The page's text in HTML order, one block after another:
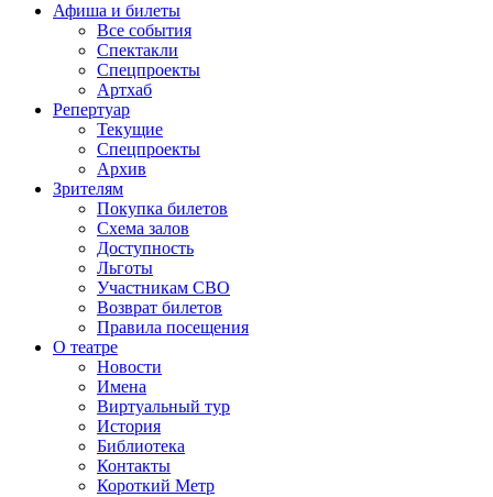
Афиша и билеты
Все события
Спектакли
Спецпроекты
Артхаб
Репертуар
Текущие
Спецпроекты
Архив
Зрителям
Покупка билетов
Схема залов
Доступность
Льготы
Участникам СВО
Возврат билетов
Правила посещения
О театре
Новости
Имена
Виртуальный тур
История
Библиотека
Контакты
Короткий Метр